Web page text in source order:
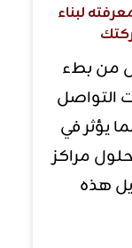
لبناء
من بطء
التواصل
يؤثر في
مراكز
هذه